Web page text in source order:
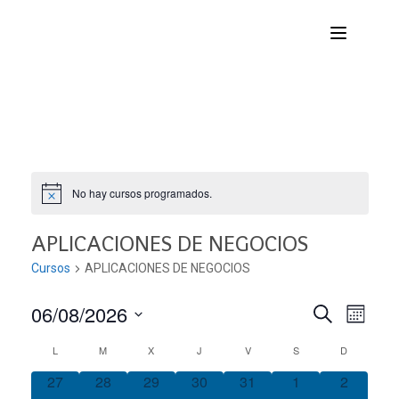
No hay cursos programados.
APLICACIONES DE NEGOCIOS
Cursos APLICACIONES DE NEGOCIOS
de
BUSCAR
MES
06/08/2026
Calendario
L M X J V S D
0
27
0
28
0
29
0
30
0
31
01
0
2